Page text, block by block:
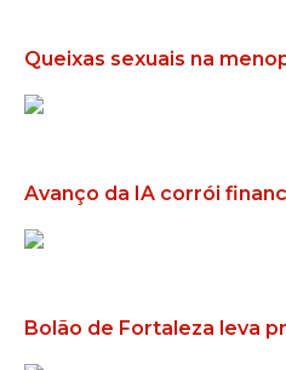
Queixas sexuais na
Avanço da IA corrói
Bolão de Fortaleza leva